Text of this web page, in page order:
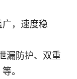
，速度稳
漏防护、双重
。